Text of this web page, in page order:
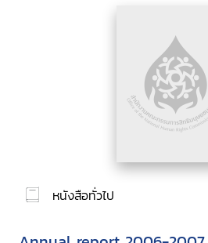
หนังสือทั่วไป